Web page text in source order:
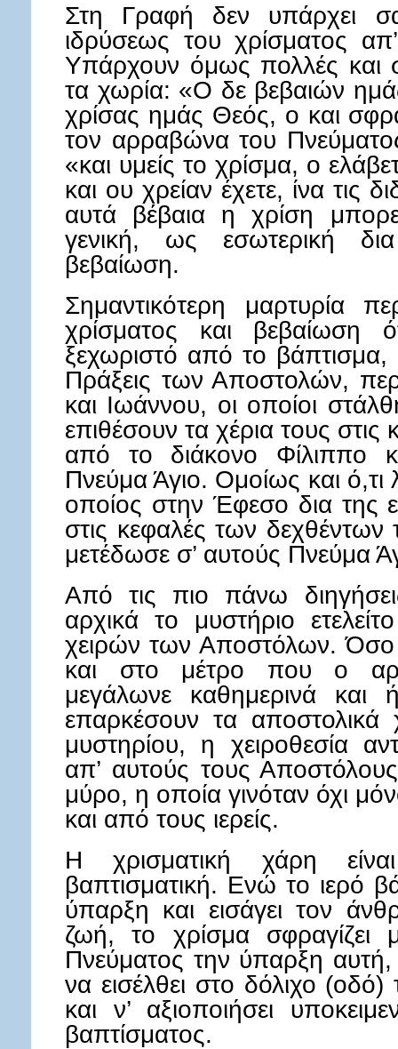
Στη Γραφή δεν υπάρχει
ιδρύσεως του χρίσματος
Υπάρχουν όμως πολλές και
τα χωρία: «Ο δε βεβαιών
χρίσας ημάς Θεός, ο και
τον αρραβώνα του
«και υμείς το χρίσμα, ο
και ου χρείαν έχετε, ίνα τις
αυτά βέβαια η χρίση
γενική, ως εσωτερική
βεβαίωση.
Σημαντικότερη μαρτυρία
χρίσματος και βεβαίωση
ξεχωριστό από το βάπτισμα,
Πράξεις των Αποστολών,
και Ιωάννου, οι οποίοι
επιθέσουν τα χέρια τους
από το διάκονο Φίλιππο
Πνεύμα Άγιο. Ομοίως και ό,τι
οποίος στην Έφεσο δια της
στις κεφαλές των
μετέδωσε σ’ αυτούς Πνεύμα
Από τις πιο πάνω
αρχικά το μυστήριο
χειρών των Αποστόλων.
και στο μέτρο που ο
μεγάλωνε καθημερινά και
επαρκέσουν τα αποστολικά
μυστηρίου, η χειροθεσία
απ’ αυτούς τους
μύρο, η οποία γινόταν όχι
και από τους ιερείς.
Η χρισματική χάρη
βαπτισματική. Ενώ το ιερό
ύπαρξη και εισάγει τον
ζωή, το χρίσμα σφραγίζει
Πνεύματος την ύπαρξη
να εισέλθει στο δόλιχο
και ν’ αξιοποιήσει
βαπτίσματος.